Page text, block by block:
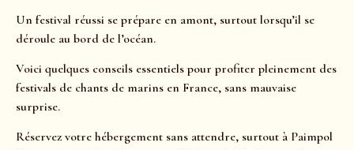
Un festival réussi se prépare en amont, surtout lorsqu’il se
déroule au bord de l’océan.
Voici quelques conseils essentiels pour profiter pleinement des
festivals de chants de marins en France, sans mauvaise
surprise.
Réservez votre hébergement sans attendre, surtout à Paimpol